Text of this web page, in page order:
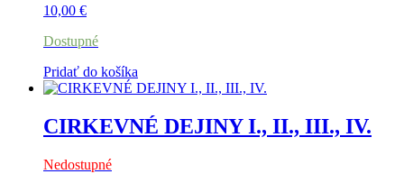
10,00 €
Dostupné
Pridať do košíka
CIRKEVNÉ DEJINY I., II., III., IV.
Nedostupné